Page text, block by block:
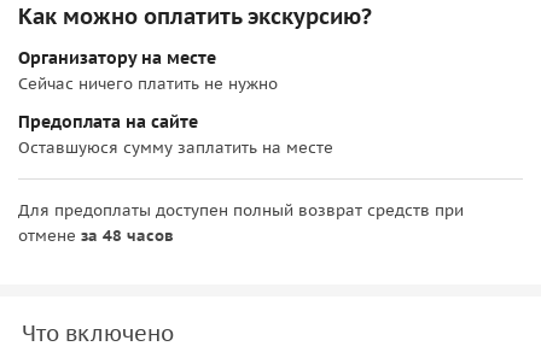
Как можно оплатить экскурсию?
Организатору на месте
Сейчас ничего платить не нужно
Предоплата на сайте
Оставшуюся сумму заплатить на месте
Для предоплаты доступен полный возврат средств при
отмене за 48 часов
Что включено